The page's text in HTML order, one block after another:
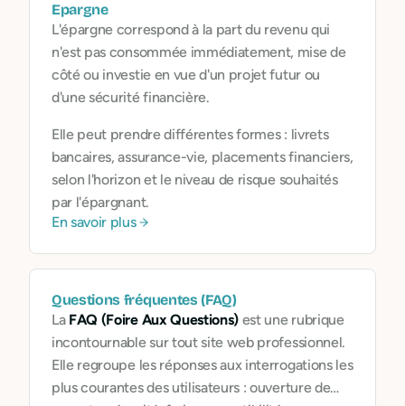
Epargne
L'épargne correspond à la part du revenu qui
n'est pas consommée immédiatement, mise de
côté ou investie en vue d'un projet futur ou
d'une sécurité financière.
Elle peut prendre différentes formes : livrets
bancaires, assurance-vie, placements financiers,
selon l'horizon et le niveau de risque souhaités
par l'épargnant.
En savoir plus
Questions fréquentes (FAQ)
La FAQ (Foire Aux Questions) est une rubrique
incontournable sur tout site web professionnel.
Elle regroupe les réponses aux interrogations les
plus courantes des utilisateurs : ouverture de